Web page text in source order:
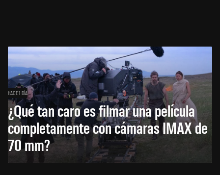
HACE 1 DÍA
¿Qué tan caro es filmar una película
completamente con cámaras IMAX de
70 mm?